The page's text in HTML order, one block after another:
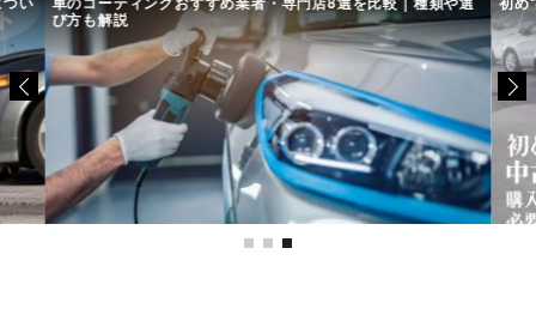
び方も解説